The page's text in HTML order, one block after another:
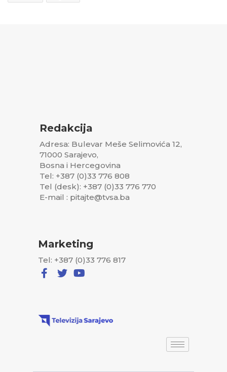
Redakcija
Adresa: Bulevar Meše Selimovića 12,
71000 Sarajevo,
Bosna i Hercegovina
Tel: +387 (0)33 776 808
Tel (desk): +387 (0)33 776 770
E-mail : pitajte@tvsa.ba
Marketing
Tel: +387 (0)33 776 817